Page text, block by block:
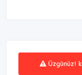
Üzgünüz!